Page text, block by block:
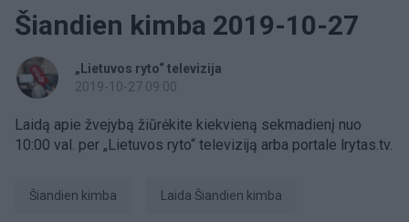
Šiandien kimba 2019-10-27
„Lietuvos ryto“ televizija
2019-10-27 09:00
Laidą apie žvejybą žiūrėkite kiekvieną sekmadienį nuo
10:00 val. per „Lietuvos ryto“ televiziją arba portale lrytas.tv.
šiandien kimba laida Šiandien kimba